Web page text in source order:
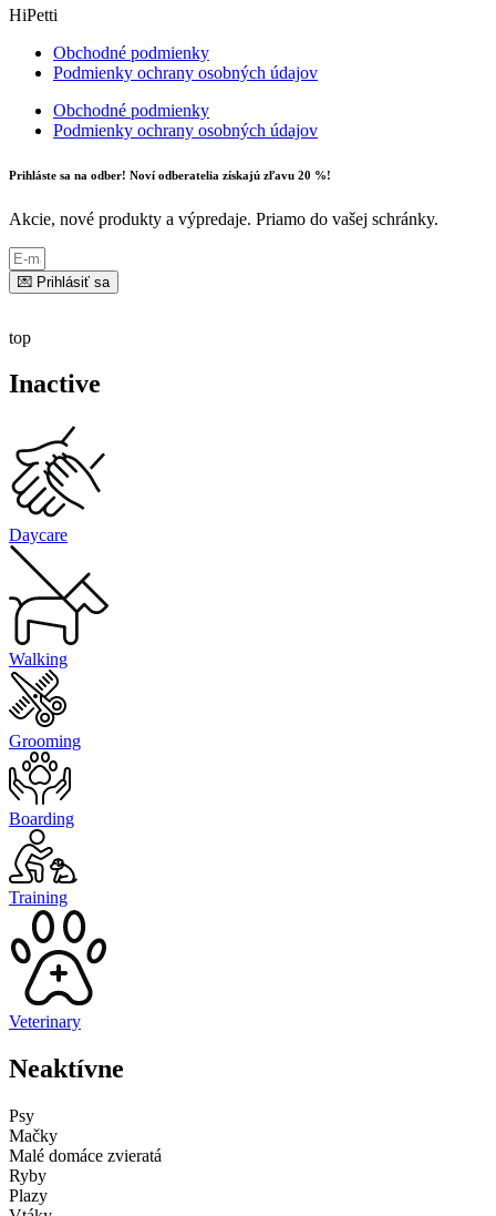
HiPetti
Obchodné podmienky
Podmienky ochrany osobných údajov
Obchodné podmienky
Podmienky ochrany osobných údajov
Prihláste sa na odber! Noví odberatelia získajú zľavu 20 %!
Akcie, nové produkty a výpredaje. Priamo do vašej schránky.
💌 Prihlásiť sa
top
Inactive
Daycare
Walking
Grooming
Boarding
Training
Veterinary
Neaktívne
Psy
Mačky
Malé domáce zvieratá
Ryby
Plazy